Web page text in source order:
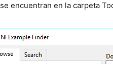
se encuentran en la carpeta